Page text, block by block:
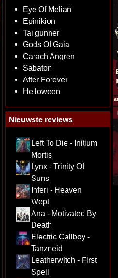
Eye Of Melian
Epinikion
Tailgunner
Gods Of Gaia
Carach Angren
Sabaton
After Forever
Helloween
Nieuwste reviews
Left To Die - Initium
Mortis
Lynx - Trinity Of
Suns
Inferi - Heaven
Wept
Ana - Motivated By
Death
Electric Callboy -
Tanzneid
Leatherwitch - First
Spell